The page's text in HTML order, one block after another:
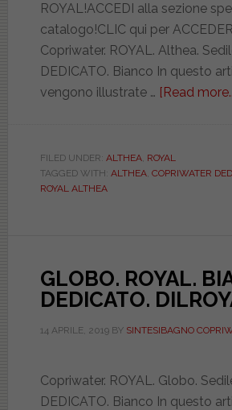
ROYAL!ACCEDI alla sezione
catalogo!CLIC qui per
Copriwater. ROYAL. Althea.
DEDICATO. Bianco In questo
vengono illustrate … [Read
FILED UNDER: ALTHEA, ROYAL
TAGGED WITH: ALTHEA, COPRIWATER
ROYAL ALTHEA
GLOBO. ROYAL.
DEDICATO.
14 APRILE, 2019BY SINTESIBAGNO
Copriwater. ROYAL. Globo.
DEDICATO. Bianco In questo